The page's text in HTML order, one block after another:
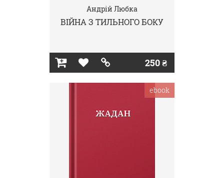
Андрій Любка
ВІЙНА З ТИЛЬНОГО БОКУ
250 ₴
ebook